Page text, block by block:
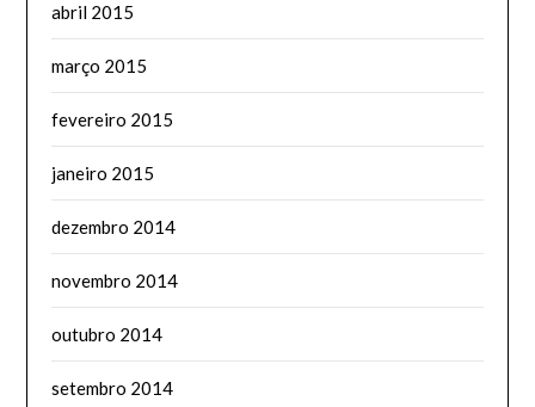
abril 2015
março 2015
fevereiro 2015
janeiro 2015
dezembro 2014
novembro 2014
outubro 2014
setembro 2014